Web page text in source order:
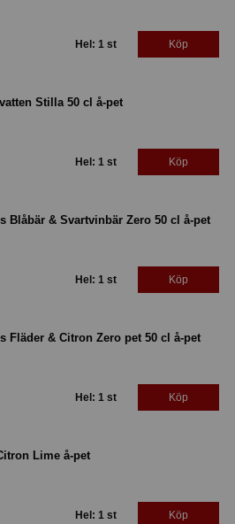
Hel: 1 st Köp
Stilla 50 cl å-pet
Hel: 1 st Köp
Blåbär & Svartvinbär Zero 50 cl å-pet
Hel: 1 st Köp
Fläder & Citron Zero pet 50 cl å-pet
Hel: 1 st Köp
Lime å-pet
Hel: 1 st Köp